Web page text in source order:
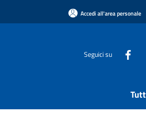
Accedi all'area personale
Seguici su